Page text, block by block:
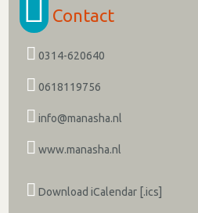
Contact
0314-620640
0618119756
info@manasha.nl
www.manasha.nl
Download iCalendar [.ics]